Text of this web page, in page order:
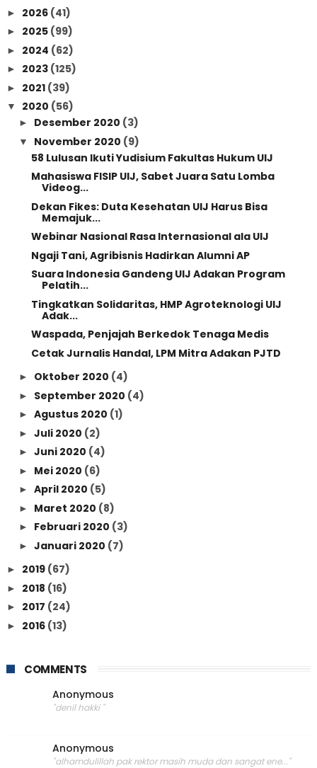
► 2026 (41)
► 2025 (99)
► 2024 (62)
► 2023 (125)
► 2021 (39)
▼ 2020 (56)
► Desember 2020 (3)
▼ November 2020 (9)
58 Lulusan Ikuti Yudisium Fakultas Hukum UIJ
Mahasiswa FISIP UIJ, Sabet Juara Satu Lomba
Videog...
Dekan Fikes: Duta Kesehatan UIJ Harus Bisa
Memajuk...
Webinar Nasional Rasa Internasional ala UIJ
Ngaji Tani, Agribisnis Hadirkan Alumni AP
Suara Indonesia Gandeng UIJ Adakan Program
Pelatih...
Tingkatkan Solidaritas, HMP Agroteknologi UIJ
Adak...
Waspada, Penjajah Berkedok Tenaga Medis
Cetak Jurnalis Handal, LPM Mitra Adakan PJTD
► Oktober 2020 (4)
► September 2020 (4)
► Agustus 2020 (1)
► Juli 2020 (2)
► Juni 2020 (4)
► Mei 2020 (6)
► April 2020 (5)
► Maret 2020 (8)
► Februari 2020 (3)
► Januari 2020 (7)
► 2019 (67)
► 2018 (16)
► 2017 (24)
► 2016 (13)
COMMENTS
Anonymous
"denil hakki "
Anonymous
"alhamdulillah pak rektor masih muda dan sangat ene..."